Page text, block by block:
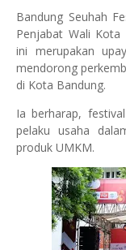
Bandung Seuhah
Penjabat Wali Kota
ini merupakan
mendorong
di Kota Bandung.
Ia berharap,
pelaku usaha
produk UMKM.